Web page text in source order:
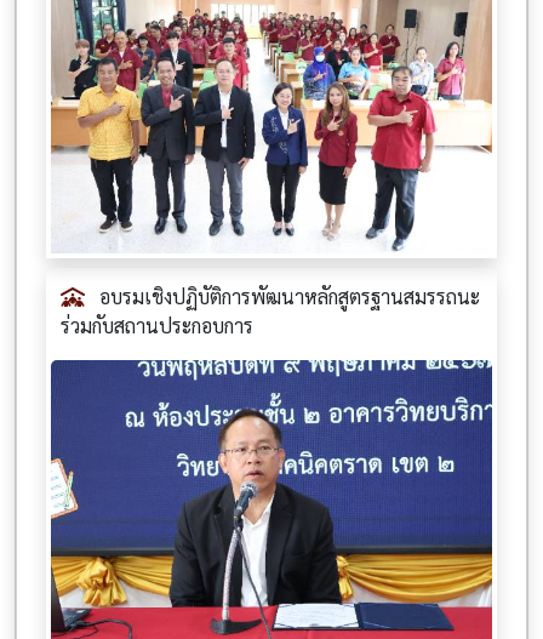
อบรมเชิงปฏิบัติการพัฒนาหลักสูตรฐานสมรรถนะ
ร่วมกับสถานประกอบการ